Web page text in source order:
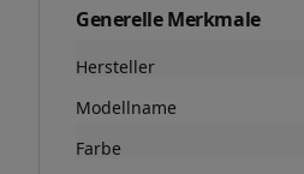
Generelle Merkmale
Hersteller
Modellname
Farbe